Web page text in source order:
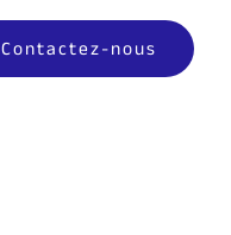
Contactez-nous